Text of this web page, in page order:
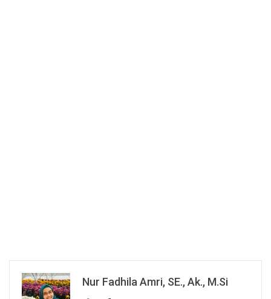
Nur Fadhila Amri, SE., Ak., M.Si